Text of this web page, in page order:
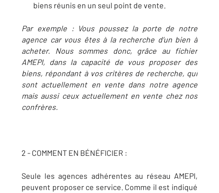
biens réunis en un seul point de vente.
Par exemple: Vous poussez la porte de notre
agence car vous êtes à la recherche d’un bien à
acheter. Nous sommes donc, grâce au fichier
AMEPI, dans la capacité de vous proposer des
biens, répondant à vos critères de recherche, qui
sont actuellement en vente dans notre agence
mais aussi ceux actuellement en vente chez nos
confrères.
2 - COMMENT EN BÉNÉFICIER :
Seule les agences adhérentes au réseau AMEPI,
peuvent proposer ce service. Comme il est indiqué